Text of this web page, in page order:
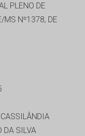
PLENO DE
MS Nº1378, DE
DA SILVA